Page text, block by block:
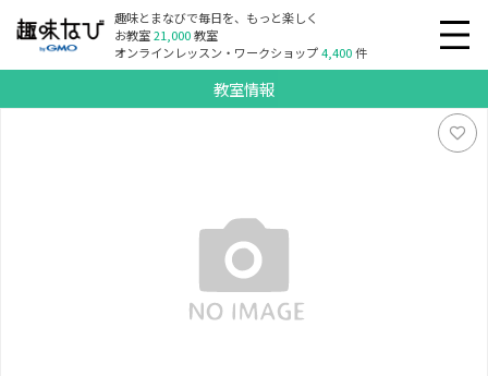
趣味とまなびで毎日を、もっと楽しく
お教室21,000教室
オンラインレッスン・ワークショップ4,400件
教室情報